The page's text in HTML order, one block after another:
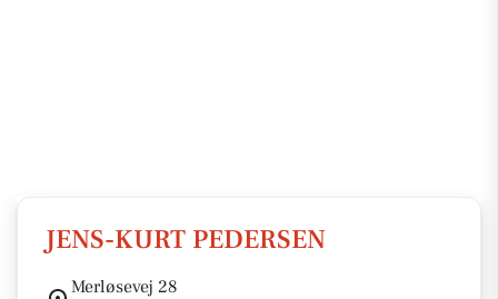
JENS-KURT PEDERSEN
Merløsevej 28